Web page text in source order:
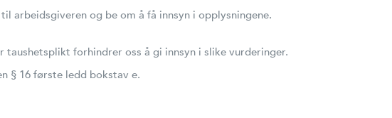
arbeidsgiveren og be om å få innsyn i opplysningene.
forhindrer oss å gi innsyn i slike vurderinger.
§ 16 første ledd bokstav e.